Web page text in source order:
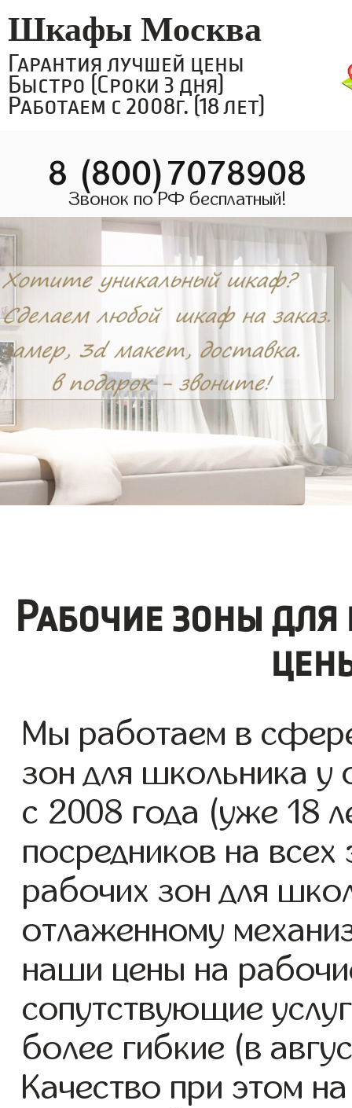
Шкафы Москва
Гарантия лучшей цены
Быстро (Сроки 3 дня)
Работаем с 2008г. (18 лет)
8 (800)7078908
Звонок по РФ бесплатный!
Рабочие зоны
Мы работаем в
зон для школьника у
с 2008 года (уже 18
посредников на всех
рабочих зон для
отлаженному
наши цены на
сопутствующие
более гибкие (в
Качество при этом